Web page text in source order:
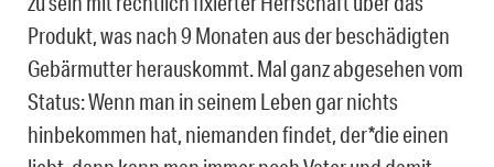
Produkt, was nach 9 Monaten aus der beschädigten
Gebärmutter herauskommt. Mal ganz abgesehen vom
Status: Wenn man in seinem Leben gar nichts
hinbekommen hat, niemanden findet, der*die einen